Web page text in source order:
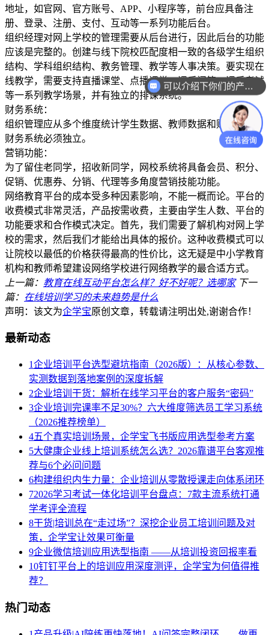
地址，如官网、官方账号、APP、小程序等，前台应具备注
册、登录、注册、支付、互动等一系列功能后台。
组织经理对网上学校的管理需要从后台进行，因此后台的功能
应该是完整的。创建与线下院校匹配度相一致的各级学生组织
结构、学科组织结构、教务管理、教学等人事决策。要实现在
线教学，需要支持直播课堂、点播课堂、课后问答、课后考试
等一系列教学场景，并有独立的排课系统。
财务系统：
组织管理应从多个维度统计学生数据、教师数据和财务数据，
财务系统必须独立。
营销功能：
为了留住老同学，招收新同学，网校系统将具备会员、积分、
促销、优惠券、分销、代理等多角度营销技能功能。
网络教育平台的成本受多种因素影响，不能一概而论。平台的
收费模式非常灵活，产品按需收费，主要由学生人数、平台的
功能要求和合作模式决定。首先，我们需要了解机构对网上学
校的需求，然后我们才能给出具体的报价。这种收费模式可以
让院校以最低的价格获得最高的性价比，这无疑是中小学教育
机构和教师希望建设网络学校进行网络教学的最合适方式。
上一篇： 教育在线互动平台怎么样？好不好呢？选哪家 下一
篇： 在线培训学习的未来趋势是什么
声明：该文为企学宝原创文章，转载请注明出处,谢谢合作！
最新动态
1企业培训平台选型避坑指南（2026版）：从核心参数、
实测数据到落地案例的深度拆解
2企业培训干货：解析在线学习平台的客户服务“密码”
3企业培训完课率不足30%？六大维度筛选员工学习系统
（2026推荐榜单）
4五个真实培训场景，企学宝飞书版应用选型参考方案
5大健康企业线上培训系统怎么选？2026靠谱平台客观推
荐与6个必问问题
6构建组织内生力量：企业培训从零散授课走向体系闭环
72026学习考试一体化培训平台盘点：7款主流系统打通
学考评全流程
8干货|培训总在“走过场”？深挖企业员工培训问题及对
策，企学宝让效果可衡量
9企业微信培训应用选型指南 ——从培训投资回报率看
10钉钉平台上的培训应用深度测评，企学宝为何值得推
荐？
热门动态
可以介绍下你们的产品么？